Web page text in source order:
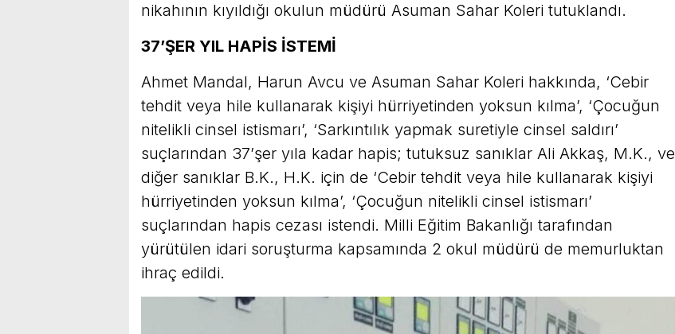
nikahının kıyıldığı okulun müdürü Asuman Sahar Koleri tutuklandı.
37’ŞER YIL HAPİS İSTEMİ
Ahmet Mandal, Harun Avcu ve Asuman Sahar Koleri hakkında, ‘Cebir
tehdit veya hile kullanarak kişiyi hürriyetinden yoksun kılma’, ‘Çocuğun
nitelikli cinsel istismarı’, ‘Sarkıntılık yapmak suretiyle cinsel saldırı’
suçlarından 37’şer yıla kadar hapis; tutuksuz sanıklar Ali Akkaş, M.K., ve
diğer sanıklar B.K., H.K. için de ‘Cebir tehdit veya hile kullanarak kişiyi
hürriyetinden yoksun kılma’, ‘Çocuğun nitelikli cinsel istismarı’
suçlarından hapis cezası istendi. Milli Eğitim Bakanlığı tarafından
yürütülen idari soruşturma kapsamında 2 okul müdürü de memurluktan
ihraç edildi.